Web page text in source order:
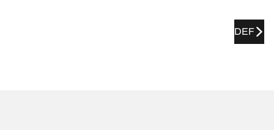
DEF